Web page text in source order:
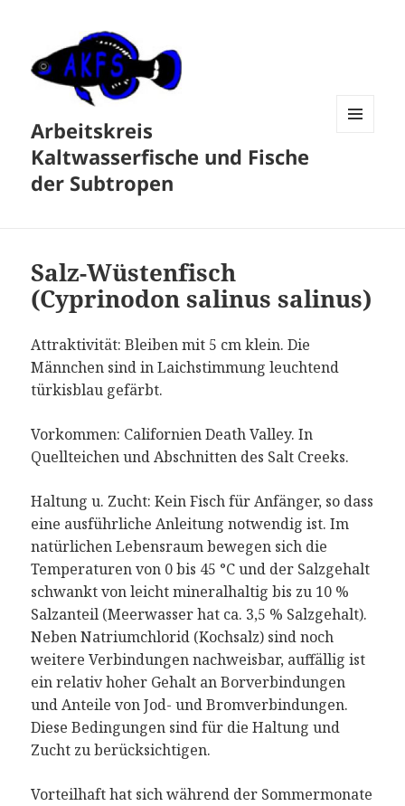
Arbeitskreis
Kaltwasserfische und Fische
der Subtropen
Salz-Wüstenfisch
(Cyprinodon salinus salinus)
Attraktivität: Bleiben mit 5 cm klein. Die
Männchen sind in Laichstimmung leuchtend
türkisblau gefärbt.
Vorkommen: Californien Death Valley. In
Quellteichen und Abschnitten des Salt Creeks.
Haltung u. Zucht: Kein Fisch für Anfänger, so dass
eine ausführliche Anleitung notwendig ist. Im
natürlichen Lebensraum bewegen sich die
Temperaturen von 0 bis 45 °C und der Salzgehalt
schwankt von leicht mineralhaltig bis zu 10 %
Salzanteil (Meerwasser hat ca. 3,5 % Salzgehalt).
Neben Natriumchlorid (Kochsalz) sind noch
weitere Verbindungen nachweisbar, auffällig ist
ein relativ hoher Gehalt an Borverbindungen
und Anteile von Jod- und Bromverbindungen.
Diese Bedingungen sind für die Haltung und
Zucht zu berücksichtigen.
Vorteilhaft hat sich während der Sommermonate